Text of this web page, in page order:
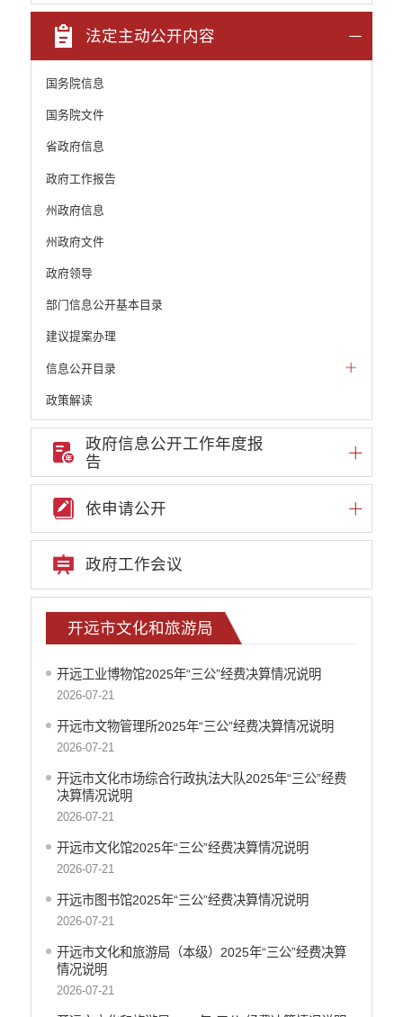
法定主动公开内容
国务院信息
国务院文件
省政府信息
政府工作报告
州政府信息
州政府文件
政府领导
部门信息公开基本目录
建议提案办理
信息公开目录
政策解读
机构职能和权责清单
自然资源政务公开
重点领域信息公开
部门单位专栏
中共开远市委办公室
开远市人大常委会办公室
开远市人民政府办公室
中国共产党开远市委员会组织部
中共开远市委宣传部
中共开远市委统一战线工作部
中国共产党开远市委员会社会工作部
中国共产党开远市委员会党校
开远市地方志编纂委员会办公室
中国共产党开远市委员会机构编制办公室
开远市发展和改革局
开远市工业商务和信息化局
开远市教育体育局
开远市民族宗教事务局
开远市公安局
政府信息公开工作年度报
告
依申请公开
政府工作会议
开远市文化和旅游局
开远工业博物馆2025年“三公”经费决算情况说明
2026-07-21
开远市文物管理所2025年“三公”经费决算情况说明
2026-07-21
开远市文化市场综合行政执法大队2025年“三公”经费
决算情况说明
2026-07-21
开远市文化馆2025年“三公”经费决算情况说明
2026-07-21
开远市图书馆2025年“三公”经费决算情况说明
2026-07-21
开远市文化和旅游局（本级）2025年“三公”经费决算
情况说明
2026-07-21